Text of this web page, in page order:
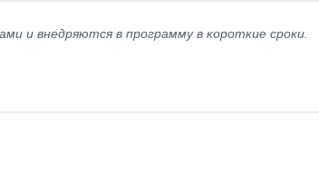
и внедряются в программу в короткие сроки.